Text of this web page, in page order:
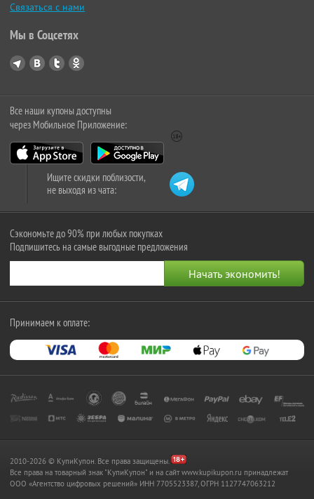
Связаться с нами
Мы в Соцсетях
Все наши купоны доступны
через Мобильное Приложение:
Ищите скидки поблизости,
не выходя из чата:
Сэкономьте до 90% при любых покупках
Подпишитесь на самые выгодные предложения
Принимаем к оплате:
2010-2026 © КупиКупон. Все права защищены.
Все права на товарный знак "КупиКупон" и на сайт www.kupikupon.ru принадлежат
OOO «Агентство цифровых решений» ИНН 7705523387, ОГРН 1127747063212